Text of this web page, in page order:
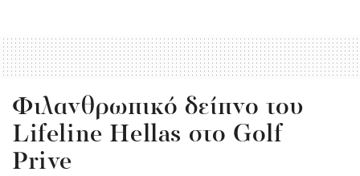
Φιλανθρωπικό δείπνο του
Lifeline Hellas στο Golf
Prive